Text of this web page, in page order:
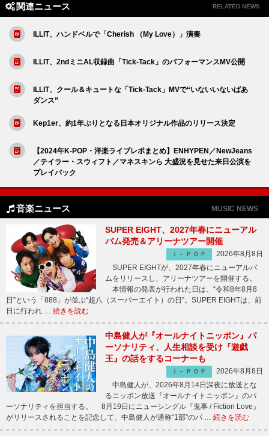
関連ニュース RELATED NEWS
ILLIT、ハンドベルで「Cherish （My Love）」演奏
ILLIT、2ndミニAL収録曲「Tick-Tack」のパフォーマンスMV公開
ILLIT、クール＆キュートな「Tick-Tack」MVで“いないいないばあ
ダンス”
Kep1er、約1年ぶりとなる日本オリジナル作品のリリース決定
【2024年K-POP・洋楽ライブレポまとめ】ENHYPEN／NewJeans
／テイラー・スウィフト／マネスキンら 大盛況を見せた来日公演を
プレイバック
音楽ニュース MUSIC NEWS
SUPER EIGHT、2027年春にニューアル
バム発売＆アリーナツアー開催
Ｊ－ＰＯＰ
2026年8月8日
SUPER EIGHTが、2027年春にニューアルバ
ムをリリースし、アリーナツアーを開催する。
本情報の発表が行われた日は、“令和8年8月8
日”という「888」が並ぶ“超八（スーパーエイト）の日”。SUPER EIGHTは、前
日に行われ … 続きを読む
中島健人が『オールナイトニッポン』パ
ーソナリティ、人生相談を受け『遊戯
王』の話をするコーナーも
Ｊ－ＰＯＰ
2026年8月8日
中島健人が、2026年8月14日深夜に放送とな
るニッポン放送『オールナイトニッポン』のパ
ーソナリティを担当する。 8月19日にニューシングル『鬼事 / Fiction Love』
がリリースされることを記念して、中島健人が通称“1部”のパ … 続きを読む